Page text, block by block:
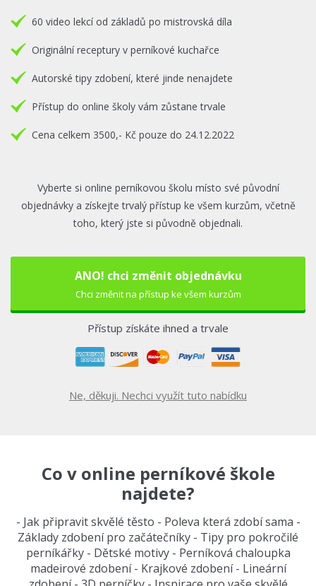
60 video lekcí od základů po mistrovská díla
Originální receptury v perníkové kuchařce
Autorské tipy zdobení, které jinde nenajdete
Přístup do online školy vám zůstane trvale
Cena celkem 3500,- Kč pouze do 24.12.2022
Vyberte si online perníkovou školu místo své původní
objednávky a získejte trvalý přístup ke všem kurzům, včetně
toho, který jste si původně objednali.
ANO! chci změnit objednávku
Chci změnit na přístup ke všem kurzům
Přístup získáte ihned a trvale
Ne, děkuji. Nechci využít tuto nabídku
Co v online perníkové škole
najdete?
- Jak připravit skvělé těsto - Poleva která zdobí sama -
Základy zdobení pro začátečníky - Tipy pro pokročilé
perníkářky - Dětské motivy - Perníková chaloupka
madeirové zdobení - Krajkové zdobení - Lineární